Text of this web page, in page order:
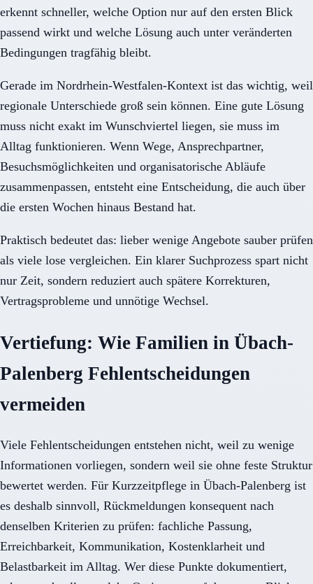
erkennt schneller, welche Option nur auf den ersten Blick
passend wirkt und welche Lösung auch unter veränderten
Bedingungen tragfähig bleibt.
Gerade im Nordrhein-Westfalen-Kontext ist das wichtig, weil
regionale Unterschiede groß sein können. Eine gute Lösung
muss nicht exakt im Wunschviertel liegen, sie muss im
Alltag funktionieren. Wenn Wege, Ansprechpartner,
Besuchsmöglichkeiten und organisatorische Abläufe
zusammenpassen, entsteht eine Entscheidung, die auch über
die ersten Wochen hinaus Bestand hat.
Praktisch bedeutet das: lieber wenige Angebote sauber prüfen
als viele lose vergleichen. Ein klarer Suchprozess spart nicht
nur Zeit, sondern reduziert auch spätere Korrekturen,
Vertragsprobleme und unnötige Wechsel.
Vertiefung: Wie Familien in Übach-
Palenberg Fehlentscheidungen
vermeiden
Viele Fehlentscheidungen entstehen nicht, weil zu wenige
Informationen vorliegen, sondern weil sie ohne feste Struktur
bewertet werden. Für Kurzzeitpflege in Übach-Palenberg ist
es deshalb sinnvoll, Rückmeldungen konsequent nach
denselben Kriterien zu prüfen: fachliche Passung,
Erreichbarkeit, Kommunikation, Kostenklarheit und
Belastbarkeit im Alltag. Wer diese Punkte dokumentiert,